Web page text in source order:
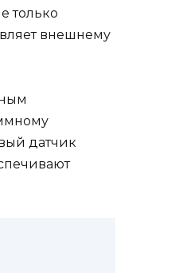
только
внешнему
датчик